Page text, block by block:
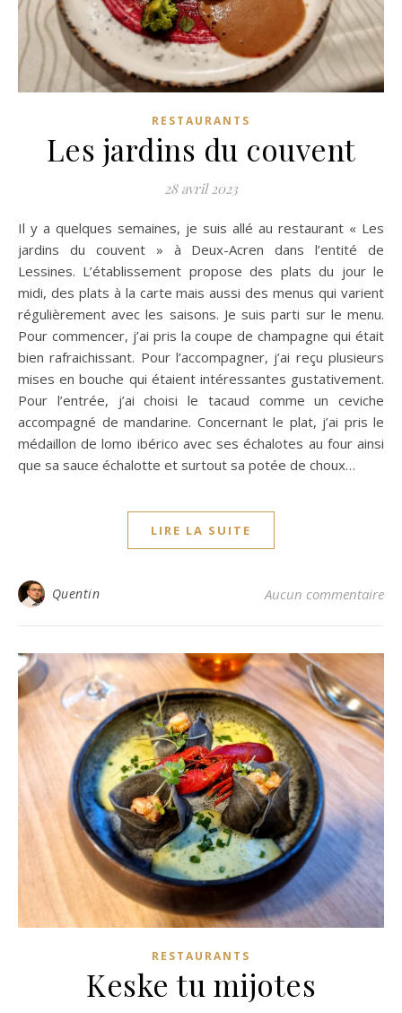
RESTAURANTS
Les jardins du couvent
28 avril 2023
Il y a quelques semaines, je suis allé au restaurant « Les
jardins du couvent » à Deux-Acren dans l’entité de
Lessines. L’établissement propose des plats du jour le
midi, des plats à la carte mais aussi des menus qui varient
régulièrement avec les saisons. Je suis parti sur le menu.
Pour commencer, j’ai pris la coupe de champagne qui était
bien rafraichissant. Pour l’accompagner, j’ai reçu plusieurs
mises en bouche qui étaient intéressantes gustativement.
Pour l’entrée, j’ai choisi le tacaud comme un ceviche
accompagné de mandarine. Concernant le plat, j’ai pris le
médaillon de lomo ibérico avec ses échalotes au four ainsi
que sa sauce échalotte et surtout sa potée de choux…
LIRE LA SUITE
Quentin Aucun commentaire
RESTAURANTS
Keske tu mijotes